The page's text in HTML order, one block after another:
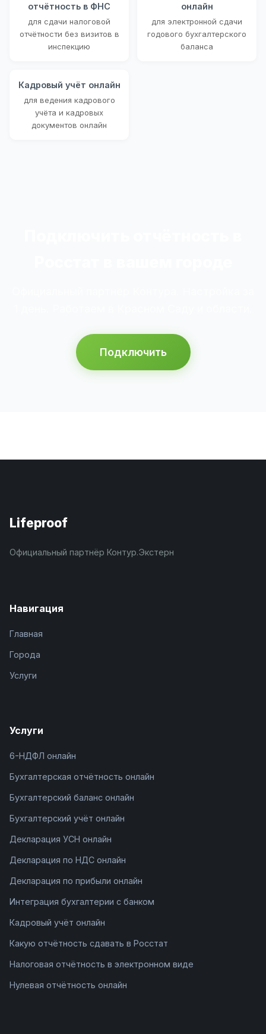
отчётность в ФНС
для сдачи налоговой
отчётности без визитов в
инспекцию
онлайн
для электронной сдачи
годового бухгалтерского
баланса
Кадровый учёт онлайн
для ведения кадрового
учёта и кадровых
документов онлайн
Подключить
Lifeproof
Официальный партнёр Контур.Экстерн
Навигация
Главная
Города
Услуги
Услуги
6-НДФЛ онлайн
Бухгалтерская отчётность онлайн
Бухгалтерский баланс онлайн
Бухгалтерский учёт онлайн
Декларация УСН онлайн
Декларация по НДС онлайн
Декларация по прибыли онлайн
Интеграция бухгалтерии с банком
Кадровый учёт онлайн
Какую отчётность сдавать в Росстат
Налоговая отчётность в электронном виде
Нулевая отчётность онлайн